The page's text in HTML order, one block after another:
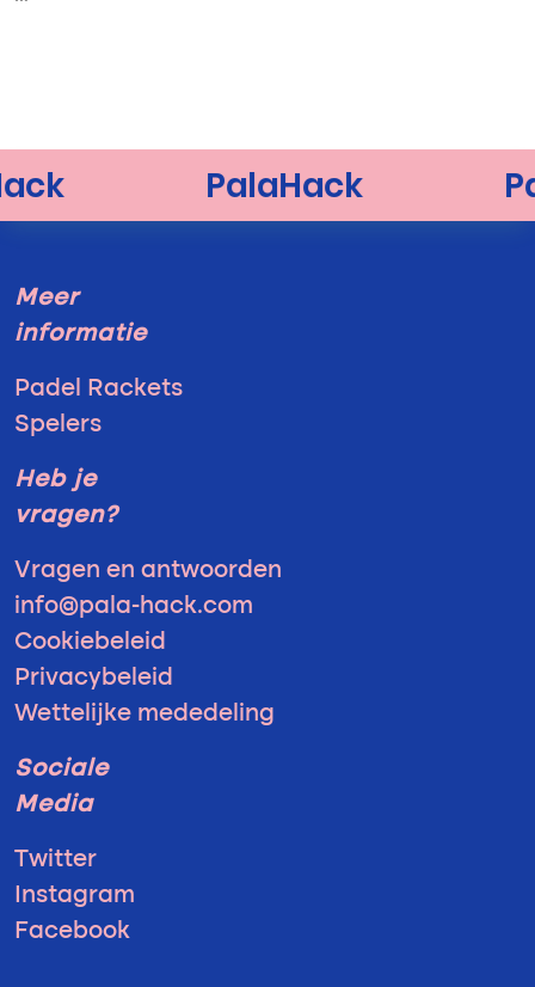
Meer
informatie
Padel Rackets
Spelers
Heb je
vragen?
Vragen en antwoorden
info@pala-hack.com
Cookiebeleid
Privacybeleid
Wettelijke mededeling
Sociale
Media
Twitter
Instagram
Facebook